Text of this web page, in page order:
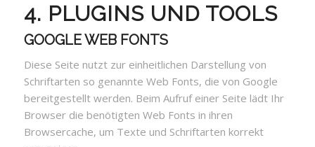
4. PLUGINS UND TOOLS
GOOGLE WEB FONTS
Diese Seite nutzt zur einheitlichen Darstellung von
Schriftarten so genannte Web Fonts, die von Google
bereitgestellt werden. Beim Aufruf einer Seite lädt Ihr
Browser die benötigten Web Fonts in ihren
Browsercache, um Texte und Schriftarten korrekt